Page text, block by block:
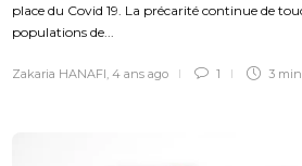
place du Covid 19. La précarité continue de
populations de...
Zakaria HANAFI 4 ans ago 1 3 min